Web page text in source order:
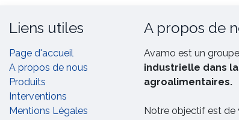
Liens utiles
Page d'accueil
A propos de nous
Produits
Interventions
Mentions Légales
A propos de
Avamo est un
industrielle dans
agroalimentaires.
Notre objectif est de